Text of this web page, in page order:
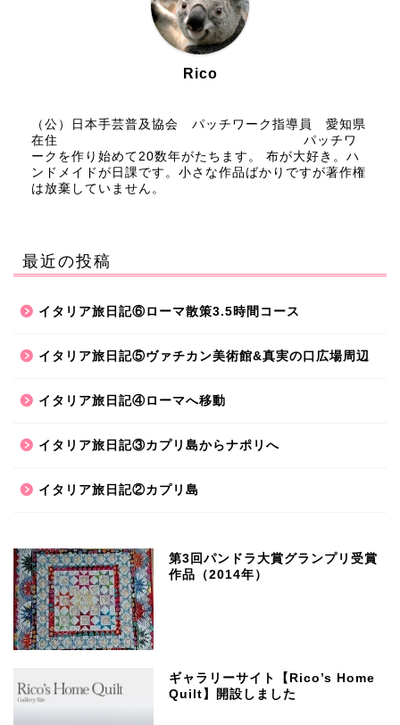
Rico
（公）日本手芸普及協会 パッチワーク指導員 愛知県
在住 パッチワ
ークを作り始めて20数年がたちます。 布が大好き。ハ
ンドメイドが日課です。小さな作品ばかりですが著作権
は放棄していません。
最近の投稿
イタリア旅日記⑥ローマ散策3.5時間コース
イタリア旅日記⑤ヴァチカン美術館&真実の口広場周辺
イタリア旅日記④ローマへ移動
イタリア旅日記③カプリ島からナポリへ
イタリア旅日記②カプリ島
第3回パンドラ大賞グランプリ受賞
作品（2014年）
ギャラリーサイト【Rico’s Home
Quilt】開設しました